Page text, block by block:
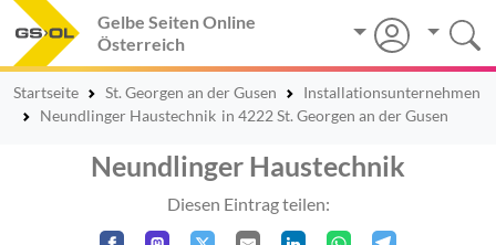
Gelbe Seiten Online
Österreich
Startseite St. Georgen an der Gusen
Installationsunternehmen
Neundlinger Haustechnik in 4222 St. Georgen an der Gusen
Neundlinger Haustechnik
Diesen Eintrag teilen: